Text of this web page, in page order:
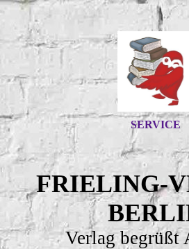
SERVICE
FRIELING-
Verlag begrüßt